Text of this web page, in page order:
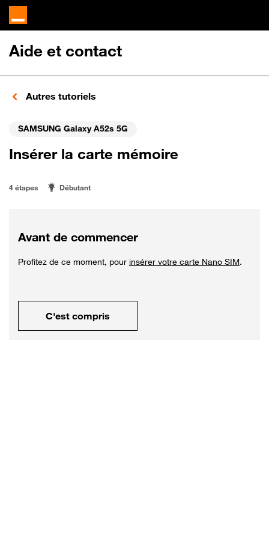
Aide et contact
Autres tutoriels
SAMSUNG Galaxy A52s 5G
Insérer la carte mémoire
4 étapes Débutant
Avant de commencer
Profitez de ce moment, pour insérer votre carte Nano SIM.
C'est compris